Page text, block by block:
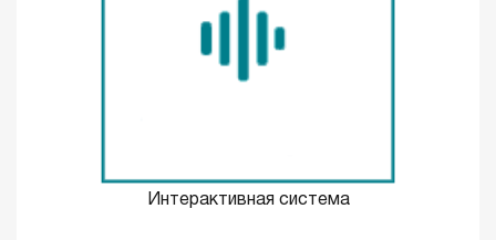
Интерактивная система